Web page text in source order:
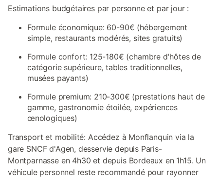
Estimations budgétaires par personne et par jour :
Formule économique: 60-90€ (hébergement
simple, restaurants modérés, sites gratuits)
Formule confort: 125-180€ (chambre d'hôtes de
catégorie supérieure, tables traditionnelles,
musées payants)
Formule premium: 210-300€ (prestations haut de
gamme, gastronomie étoilée, expériences
œnologiques)
Transport et mobilité: Accédez à Monflanquin via la
gare SNCF d'Agen, desservie depuis Paris-
Montparnasse en 4h30 et depuis Bordeaux en 1h15. Un
véhicule personnel reste recommandé pour rayonner